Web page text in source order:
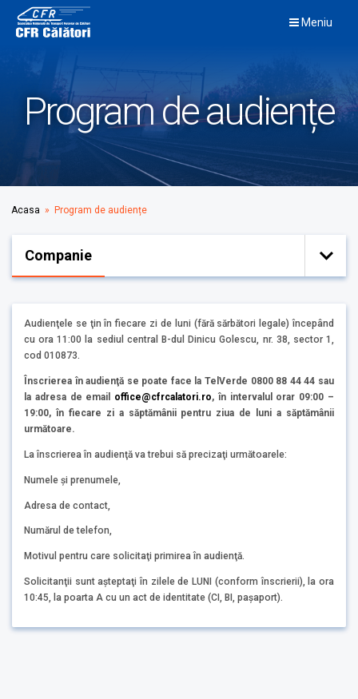
content
Meniu
Program de audiențe
Acasa » Program de audiențe
Companie
Audienţele se ţin în fiecare zi de luni (fără sărbători legale) începând
cu ora 11:00 la sediul central B-dul Dinicu Golescu, nr. 38, sector 1,
cod 010873.
Înscrierea în audienţă se poate face la TelVerde 0800 88 44 44 sau
la adresa de email office@cfrcalatori.ro, în intervalul orar 09:00 –
19:00, în fiecare zi a săptămânii pentru ziua de luni a săptămânii
următoare.
La înscrierea în audienţă va trebui să precizaţi următoarele:
Numele şi prenumele,
Adresa de contact,
Numărul de telefon,
Motivul pentru care solicitaţi primirea în audienţă.
Solicitanţii sunt aşteptaţi în zilele de LUNI (conform înscrierii), la ora
10:45, la poarta A cu un act de identitate (CI, BI, paşaport).